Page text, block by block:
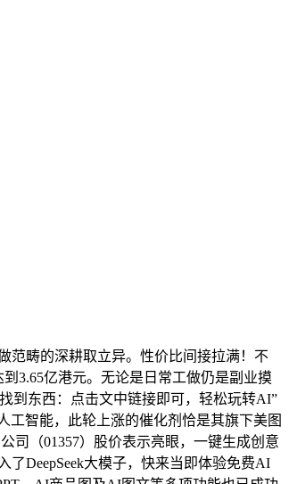
畴的深耕取立异。性价比间接拉满！不
3.65亿港元。无论是日常工做仍是副业摸
到东西：点击文中链接即可，轻松玩转AI”
工智能，此轮上涨的催化剂恰是其旗下美图
司（01357）股价表示亮眼，一键生成创意
DeepSeek大模子，快来当即体验免费AI